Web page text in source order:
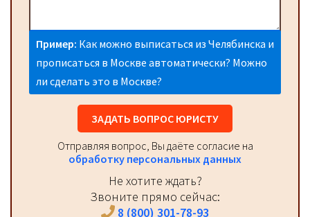
Пример: Как можно выписаться из Челябинска и
прописаться в Москве автоматически? Можно
ли сделать это в Москве?
ЗАДАТЬ ВОПРОС ЮРИСТУ
Отправляя вопрос, Вы даёте согласие на
обработку персональных данных
Не хотите ждать?
Звоните прямо сейчас:
8 (800) 301-78-93